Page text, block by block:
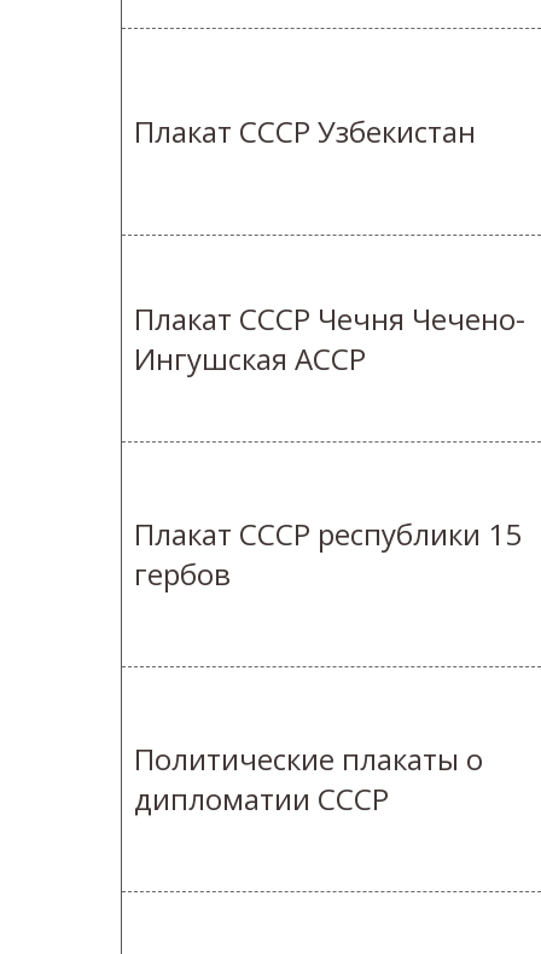
Плакат СССР Узбекистан
Плакат СССР Чечня Чечено-
Ингушская АССР
Плакат СССР республики 15
гербов
Политические плакаты о
дипломатии СССР